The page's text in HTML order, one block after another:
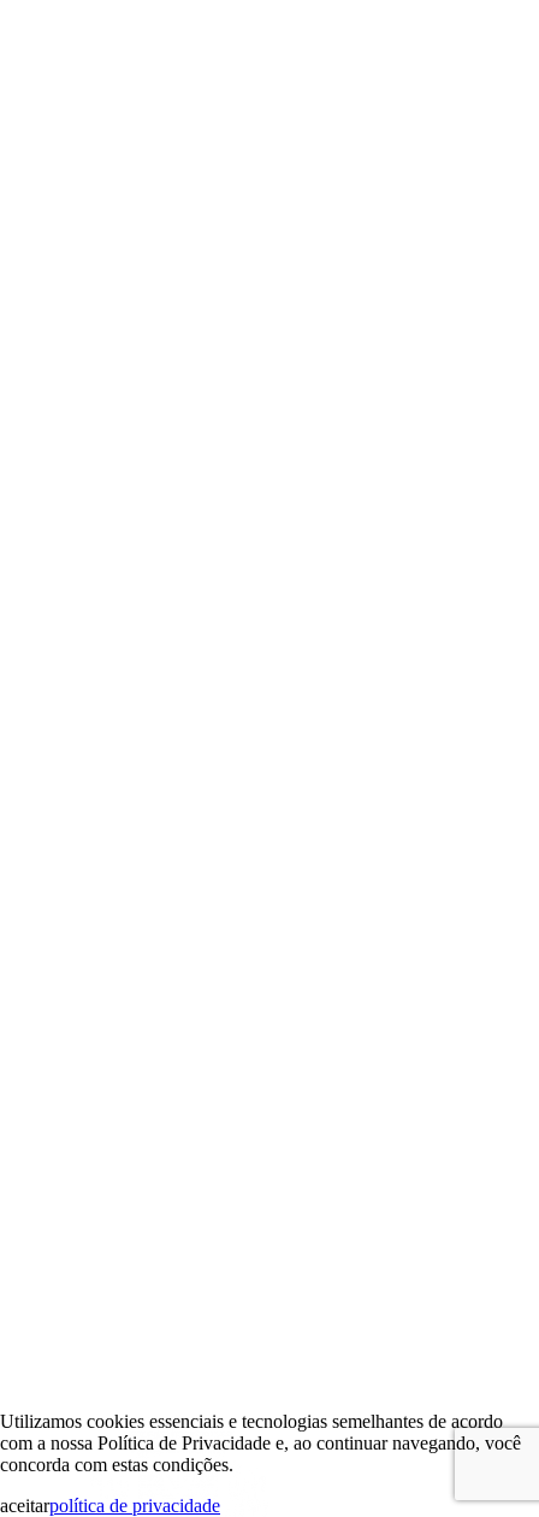
Utilizamos cookies essenciais e tecnologias semelhantes de acordo
com a nossa Política de Privacidade e, ao continuar navegando, você
concorda com estas condições.
aceitarpolítica de privacidade